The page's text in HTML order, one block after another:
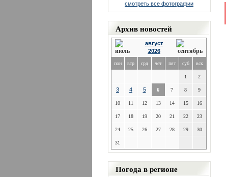
смотреть все фотографии
Архив новостей
август
2026
пон втр срд чет пят суб вск
1 2
3 4 5 6 7 8 9
10 11 12 13 14 15 16
17 18 19 20 21 22 23
24 25 26 27 28 29 30
31
Погода в регионе